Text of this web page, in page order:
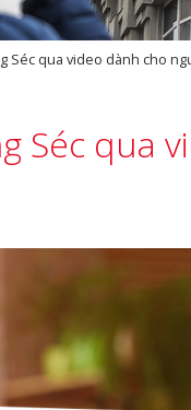
Séc qua video dành cho
Séc qua